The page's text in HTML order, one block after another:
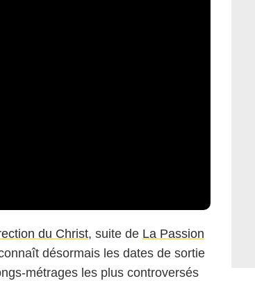
du Christ, suite de La Passion
désormais les dates de sortie
métrages les plus controversés